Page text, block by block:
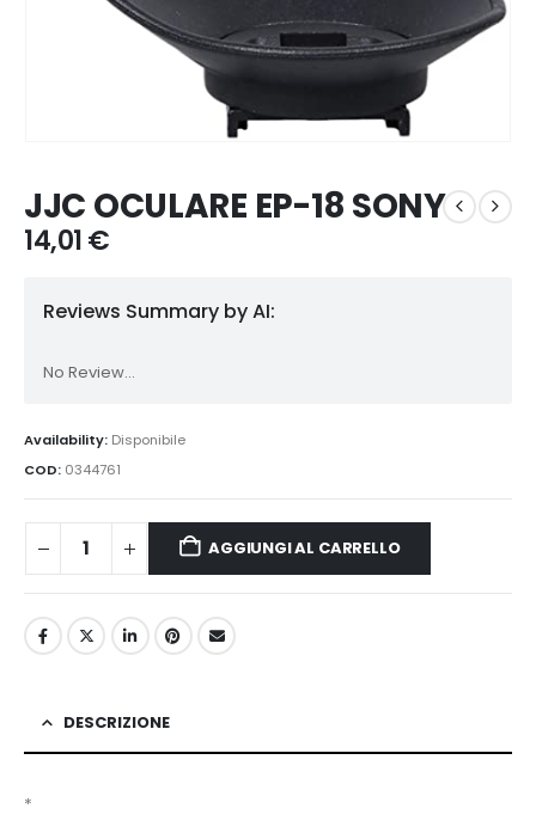
JJC OCULARE EP-18 SONY
14,01€
Reviews Summary by AI:
No Review...
Availability: Disponibile
COD: 0344761
AGGIUNGI AL CARRELLO
DESCRIZIONE
*